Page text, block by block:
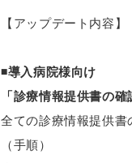
【アップデート内容】
◾️導入病院様向け
「診療情報提供書の
全ての診療情報提供書
（手順）